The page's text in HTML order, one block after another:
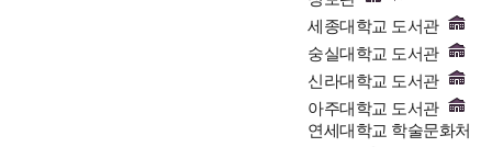
세종대학교 도서관
숭실대학교 도서관
신라대학교 도서관
아주대학교 도서관
연세대학교 학술문화처